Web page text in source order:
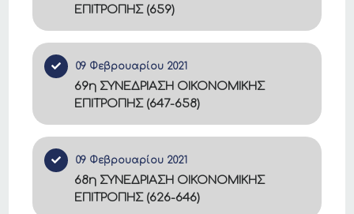
ΕΠΙΤΡΟΠΗΣ (659)
09 Φεβρουαρίου 2021
69η ΣΥΝΕΔΡΙΑΣΗ ΟΙΚΟΝΟΜΙΚΗΣ
ΕΠΙΤΡΟΠΗΣ (647-658)
09 Φεβρουαρίου 2021
68η ΣΥΝΕΔΡΙΑΣΗ ΟΙΚΟΝΟΜΙΚΗΣ
ΕΠΙΤΡΟΠΗΣ (626-646)